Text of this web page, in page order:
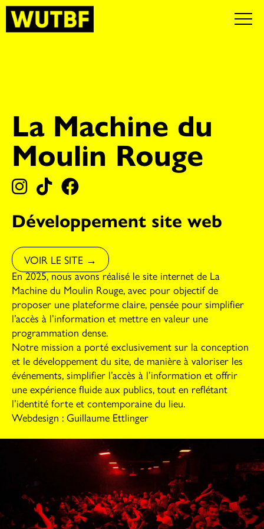
La Machine du
Moulin Rouge
Développement site web
VOIR LE SITE →
En 2025, nous avons réalisé le site internet de La
Machine du Moulin Rouge, avec pour objectif de
proposer une plateforme claire, pensée pour simplifier
l’accès à l’information et mettre en valeur une
programmation dense.
Notre mission a porté exclusivement sur la conception
et le développement du site, de manière à valoriser les
événements, simplifier l’accès à l’information et offrir
une expérience fluide aux publics, tout en reflétant
l’identité forte et contemporaine du lieu.
Webdesign : Guillaume Ettlinger